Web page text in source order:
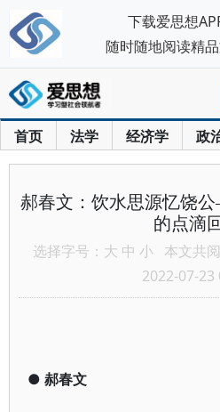
首页 法学 经济学 政
郝春文：饮水思源忆饶
的点滴
选择字号： 大 中 小 本文共
2022-07-23
● 郝春文
下载爱思想
随时随地阅读精